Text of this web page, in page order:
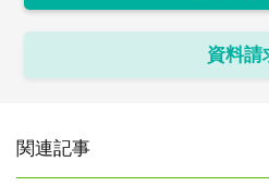
資料請
関連記事